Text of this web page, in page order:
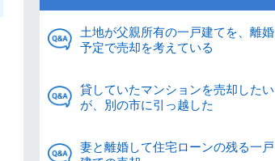
土地が父親所有の一戸建てを、離婚
予定で売却を考えている
貸していたマンションを売却したい
が、別の市に引っ越した
妻と離婚して住宅ローンの残る一戸